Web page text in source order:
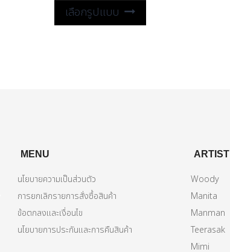
เลือกรูปแบบ
MENU
นโยบายความเป็นส่วนตัว
การยกเลิกรายการสั่งซื้อสินค้า
ข้อตกลงและเงื่อนไข
นโยบายการประกันและการคืนสินค้า
ARTIST
Woody
Manita
Manman
Teerasak
Mimi